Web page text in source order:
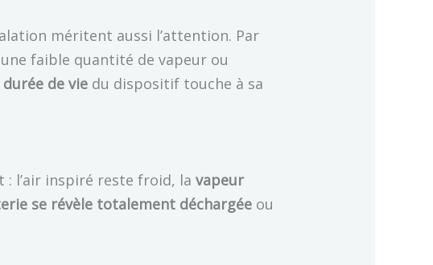
méritent aussi l’attention. Par
faible quantité de vapeur ou
durée de vie du dispositif touche à sa
: l’air inspiré reste froid, lavapeur
se révèle totalement déchargée ou